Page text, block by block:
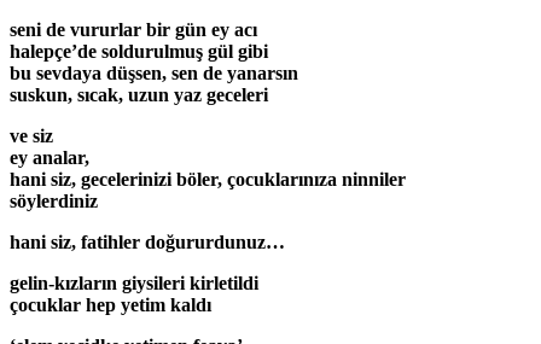
seni de vururlar bir gün ey acı
halepçe’de soldurulmuş gül gibi
bu sevdaya düşsen, sen de yanarsın
suskun, sıcak, uzun yaz geceleri
ve siz
ey analar,
hani siz, gecelerinizi böler, çocuklarınıza ninniler
söylerdiniz
hani siz, fatihler doğururdunuz…
gelin-kızların giysileri kirletildi
çocuklar hep yetim kaldı